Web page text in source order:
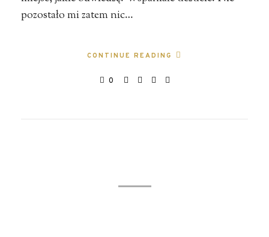
pozostało mi zatem nic…
CONTINUE READING
0